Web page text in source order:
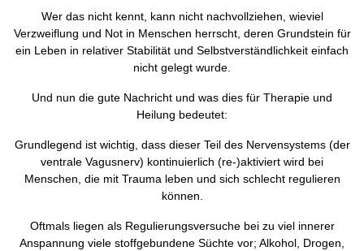
Wer das nicht kennt, kann nicht nachvollziehen, wieviel
Verzweiflung und Not in Menschen herrscht, deren Grundstein für
ein Leben in relativer Stabilität und Selbstverständlichkeit einfach
nicht gelegt wurde.
Und nun die gute Nachricht und was dies für Therapie und
Heilung bedeutet:
Grundlegend ist wichtig, dass dieser Teil des Nervensystems (der
ventrale Vagusnerv) kontinuierlich (re-)aktiviert wird bei
Menschen, die mit Trauma leben und sich schlecht regulieren
können.
Oftmals liegen als Regulierungsversuche bei zu viel innerer
Anspannung viele stoffgebundene Süchte vor; Alkohol, Drogen,